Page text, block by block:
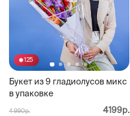
125
Букет из 9 гладиолусов микс
в упаковке
4 990р. 4199р.